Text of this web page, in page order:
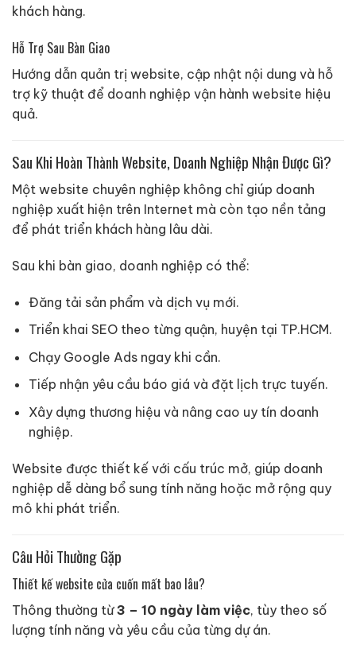
khách hàng.
Hỗ Trợ Sau Bàn Giao
Hướng dẫn quản trị website, cập nhật nội dung và hỗ
trợ kỹ thuật để doanh nghiệp vận hành website hiệu
quả.
Sau Khi Hoàn Thành Website, Doanh Nghiệp Nhận Được Gì?
Một website chuyên nghiệp không chỉ giúp doanh
nghiệp xuất hiện trên Internet mà còn tạo nền tảng
để phát triển khách hàng lâu dài.
Sau khi bàn giao, doanh nghiệp có thể:
Đăng tải sản phẩm và dịch vụ mới.
Triển khai SEO theo từng quận, huyện tại TP.HCM.
Chạy Google Ads ngay khi cần.
Tiếp nhận yêu cầu báo giá và đặt lịch trực tuyến.
Xây dựng thương hiệu và nâng cao uy tín doanh
nghiệp.
Website được thiết kế với cấu trúc mở, giúp doanh
nghiệp dễ dàng bổ sung tính năng hoặc mở rộng quy
mô khi phát triển.
Câu Hỏi Thường Gặp
Thiết kế website cửa cuốn mất bao lâu?
Thông thường từ3 – 10 ngày làm việc, tùy theo số
lượng tính năng và yêu cầu của từng dự án.